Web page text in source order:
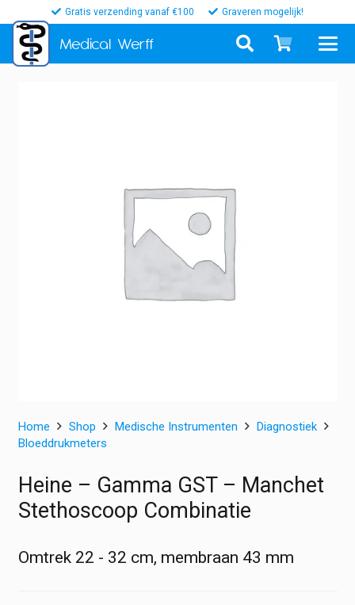
Gratis verzending vanaf €100 Graveren mogelijk!
Medical Werff
Home Shop Medische Instrumenten
Diagnostiek
Bloeddrukmeters
Heine – Gamma GST – Manchet
Stethoscoop Combinatie
Omtrek 22 - 32 cm, membraan 43 mm